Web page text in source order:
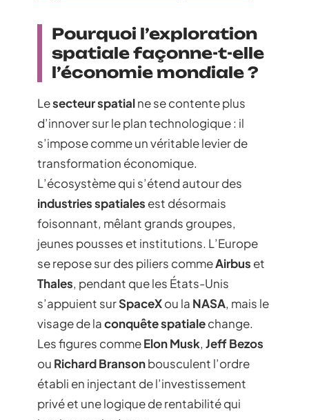
Pourquoi l’exploration
spatiale façonne-t-elle
l’économie mondiale ?
Lesecteur spatialne se contente plus
d’innover sur le plan technologique : il
s’impose comme un véritable levier de
transformation économique.
L’écosystème qui s’étend autour des
industries spatiales est désormais
foisonnant, mêlant grands groupes,
jeunes pousses et institutions. L’Europe
se repose sur des piliers commeAirbus et
Thales, pendant que les États-Unis
s’appuient surSpaceXou la NASA, mais le
visage de laconquête spatialechange.
Les figures commeElon Musk, Jeff Bezos
ou Richard Bransonbousculent l’ordre
établi en injectant de l’investissement
privé et une logique de rentabilité qui